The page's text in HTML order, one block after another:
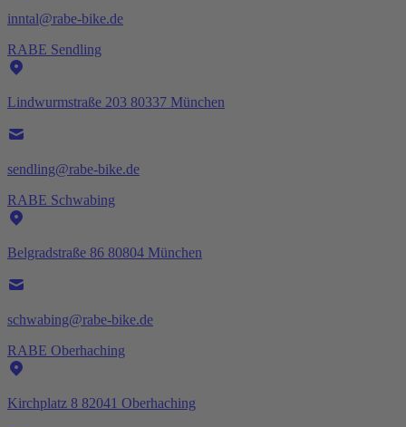
inntal@rabe-bike.de
RABE Sendling
Lindwurmstraße 203 80337 München
sendling@rabe-bike.de
RABE Schwabing
Belgradstraße 86 80804 München
schwabing@rabe-bike.de
RABE Oberhaching
Kirchplatz 8 82041 Oberhaching